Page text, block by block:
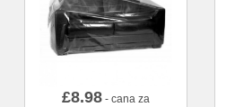
£8.98 - cana za